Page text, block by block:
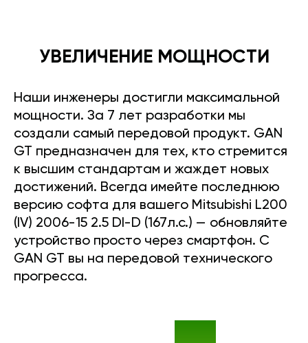
УВЕЛИЧЕНИЕ МОЩНОСТИ
Наши инженеры достигли максимальной
мощности. За 7 лет разработки мы
создали самый передовой продукт. GAN
GT предназначен для тех, кто стремится
к высшим стандартам и жаждет новых
достижений. Всегда имейте последнюю
версию софта для вашего Mitsubishi L200
(IV) 2006-15 2.5 DI-D (167л.с.) — обновляйте
устройство просто через смартфон. С
GAN GT вы на передовой технического
прогресса.